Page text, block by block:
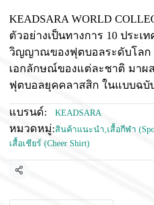
KEADSARA WORLD
ตัวอย่างเป็นทางการ 10 ประเ
วิญญาณของฟุตบอลระดับโลก
เอกลักษณ์ของแต่ละชาติ มาผ
ฟุตบอลยุคคลาสสิก ในแบบฉบั
แบรนด์: KEADSARA
หมวดหมู่:สินค้าแนะนำ,เสื้อกีฬา
เสื้อเชียร์ (Cheer Shirt)
แชร์